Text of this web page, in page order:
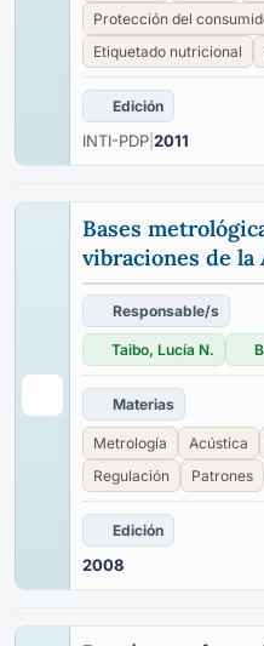
Protección del
Etiquetado nutricional
Edición
INTI-PDP 2011
Bases
vibraciones de la
Responsable/s
Taibo, Lucía N.
Materias
Metrología Acústica
Regulación
Patrones
Edición
2008